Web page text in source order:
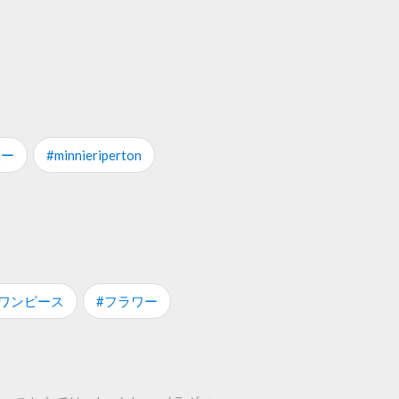
#minnieriperton
ンピース #フラワー